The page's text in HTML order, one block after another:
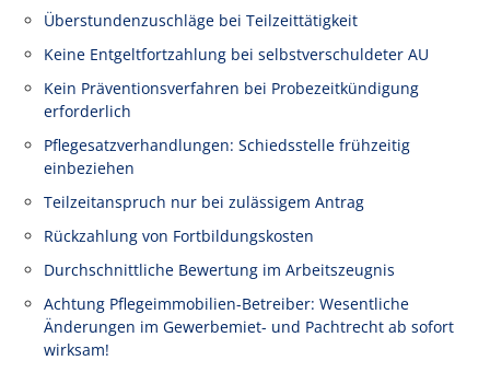
Überstundenzuschläge bei Teilzeittätigkeit
Keine Entgeltfortzahlung bei selbstverschuldeter AU
Kein Präventionsverfahren bei Probezeitkündigung
erforderlich
Pflegesatzverhandlungen: Schiedsstelle frühzeitig
einbeziehen
Teilzeitanspruch nur bei zulässigem Antrag
Rückzahlung von Fortbildungskosten
Durchschnittliche Bewertung im Arbeitszeugnis
Achtung Pflegeimmobilien-Betreiber: Wesentliche
Änderungen im Gewerbemiet- und Pachtrecht ab sofort
wirksam!